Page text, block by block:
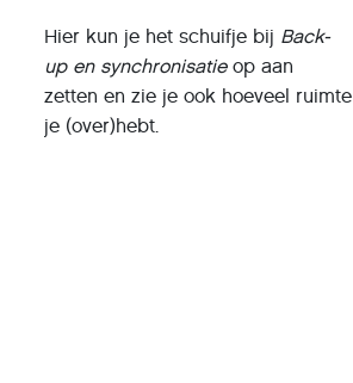
Hier kun je het schuifje bij Back-
up en synchronisatieop aan
zetten en zie je ook hoeveel ruimte
je (over)hebt.